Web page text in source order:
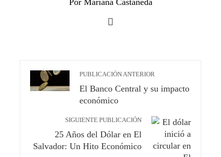
Por Mariana Castañeda
PUBLICACIÓN ANTERIOR
El Banco Central y su impacto
económico
SIGUIENTE PUBLICACIÓN
25 Años del Dólar en El
Salvador: Un Hito Económico